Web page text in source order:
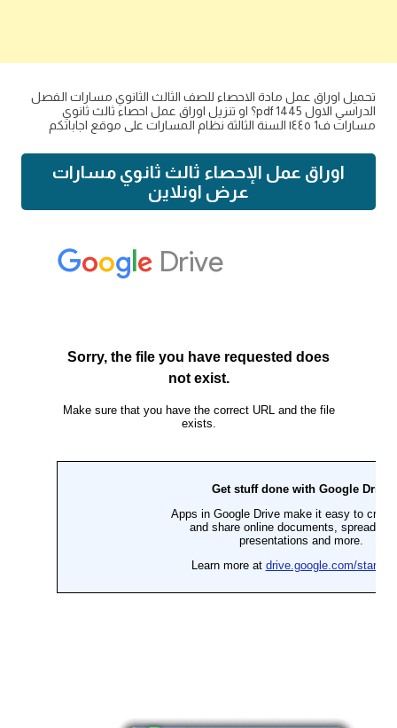
تحميل اوراق عمل مادة الاحصاء للصف الثالث الثانوي مسارات الفصل
الدراسي الاول 1445 pdf؟ او تنزيل اوراق عمل احصاء ثالث ثانوي
مسارات ف1 ١٤٤٥ السنة الثالثة نظام المسارات على موقع اجاباتكم
اوراق عمل الإحصاء ثالث ثانوي مسارات
عرض اونلاين